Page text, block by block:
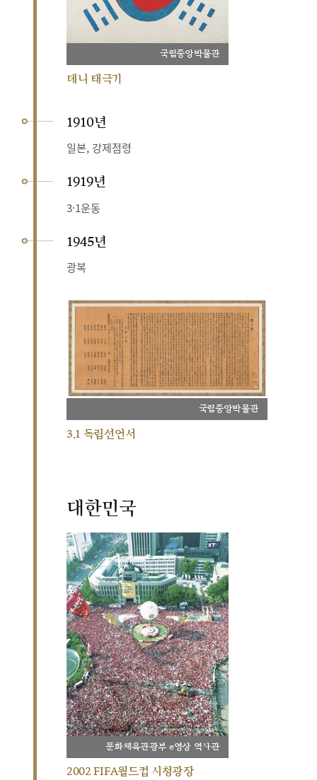
국립중앙박물관
데니 태극기
1910년
일본, 강제점령
1919년
3·1운동
1945년
광복
국립중앙박물관
3.1 독립선언서
대한민국
문화체육관광부 e영상 역사관
2002 FIFA월드컵 시청광장